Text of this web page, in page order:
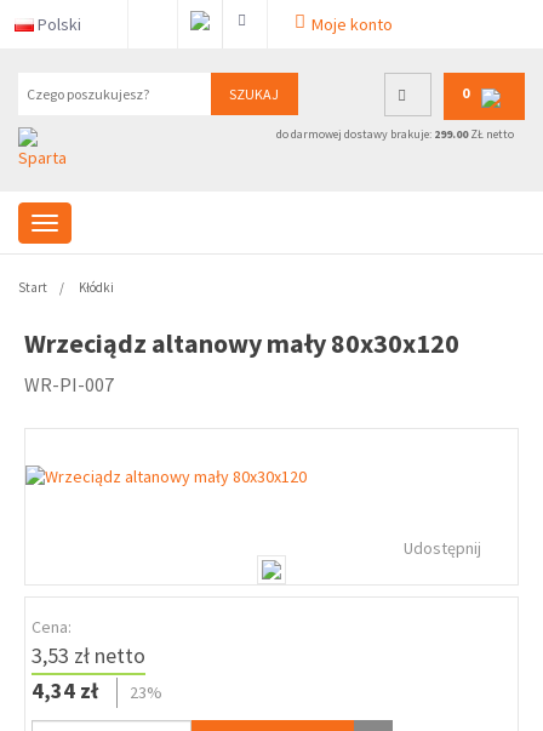
Polski Moje konto
SZUKAJ 0
do darmowej dostawy brakuje: 299.00ZŁ netto
Start Kłódki
Wrzeciądz altanowy mały 80x30x120
WR-PI-007
Udostępnij
Cena:
3,53 zł netto
4,34 zł
23%